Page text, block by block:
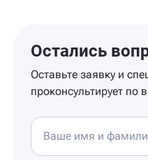
Остались
Оставьте заявку и
проконсультирует